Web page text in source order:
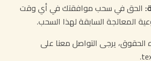
الحق في سحب موافقتك في أي وقت
المعالجة السابقة لهذا السحب.
يرجى التواصل معنا على